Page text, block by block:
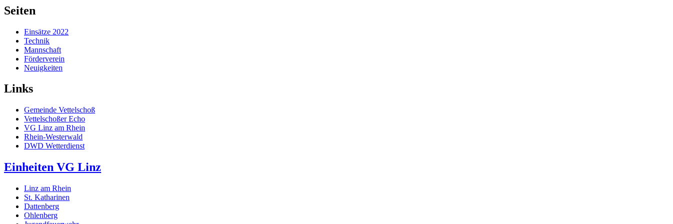
Seiten
Einsätze 2022
Technik
Mannschaft
Förderverein
Neuigkeiten
Links
Gemeinde Vettelschoß
Vettelschoßer Echo
VG Linz am Rhein
Rhein-Westerwald
DWD Wetterdienst
Einheiten VG Linz
Linz am Rhein
St. Katharinen
Dattenberg
Ohlenberg